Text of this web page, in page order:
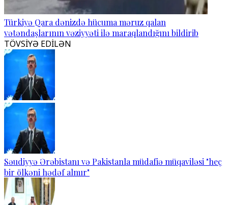
Türkiyə Qara dənizdə hücuma məruz qalan
vətəndaşlarının vəziyyəti ilə maraqlandığını bildirib
TÖVSİYƏ EDİLƏN
Səudiyyə Ərəbistanı və Pakistanla müdafiə müqaviləsi "heç
bir ölkəni hədəf almır"